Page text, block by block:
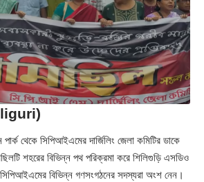
পার্ক থেকে সিপিআইএমের দার্জিলিং জেলা কমিটির ডাকে
শহরের বিভিন্ন পথ পরিক্রমা করে শিলিগুড়ি এসডিও
বিভিন্ন গণসংগঠনের সদস্যরা অংশ নেন।